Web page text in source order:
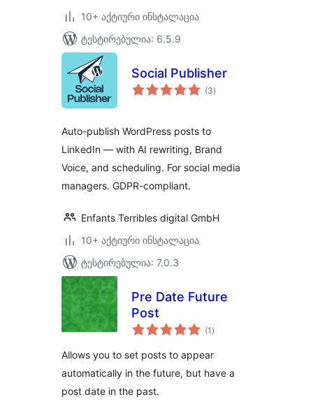
10+ აქტიური ინსტალაცია
ტესტირებულია: 6.5.9
Social Publisher
(3საერთო
რეიტინგი
)
Auto-publish WordPress posts to
LinkedIn — with AI rewriting, Brand
Voice, and scheduling. For social media
managers. GDPR-compliant.
Enfants Terribles digital GmbH
10+ აქტიური ინსტალაცია
ტესტირებულია: 7.0.3
Pre Date Future
Post
(1 საერთო
რეიტინგი
)
Allows you to set posts to appear
automatically in the future, but have a
post date in the past.